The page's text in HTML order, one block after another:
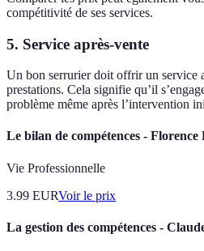
compétitivité de ses services.
5. Service après-vente
Un bon serrurier doit offrir un service
prestations. Cela signifie qu’il
problème même après l’intervention
Le bilan de compétences - Florence
Vie Professionnelle
3.99 EURVoir le prix
La gestion des compétences -